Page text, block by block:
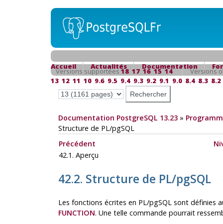
Accueil Actualités Documentation
Versions supportées18 17 16 15 14
Versions
13 12 11 10 9.6 9.5 9.4 9.3 9.2 9.1 9.0 8.4 8.3 8.2
Documentation PostgreSQL 13.23»
Structure de PL/pgSQL
Précédent
42.1. Aperçu
42.2. Structure de PL/pgSQL
Les fonctions écrites en PL/pgSQLsont définies
FUNCTION. Une telle commande pourrait